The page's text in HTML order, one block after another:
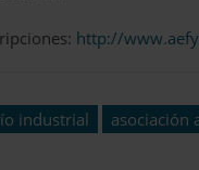
http://
industrial asociación